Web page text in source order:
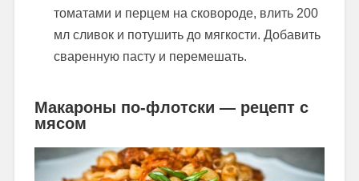
томатами и перцем на сковороде, влить 200
мл сливок и потушить до мягкости. Добавить
сваренную пасту и перемешать.
Макароны по-флотски — рецепт с
мясом